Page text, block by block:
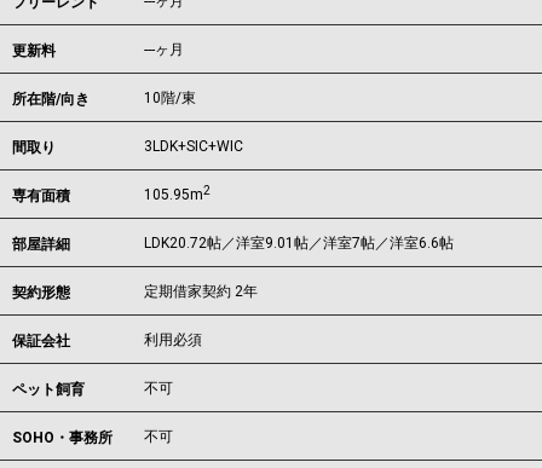
更新料 ---ヶ月
所在階/向き 10階/東
間取り 3LDK+SIC+WIC
専有面積 105.95m2
部屋詳細 LDK20.72帖／洋室9.01帖／洋室7帖／洋室6.6帖
契約形態 定期借家契約 2年
保証会社 利用必須
ペット飼育 不可
SOHO・事務所 不可